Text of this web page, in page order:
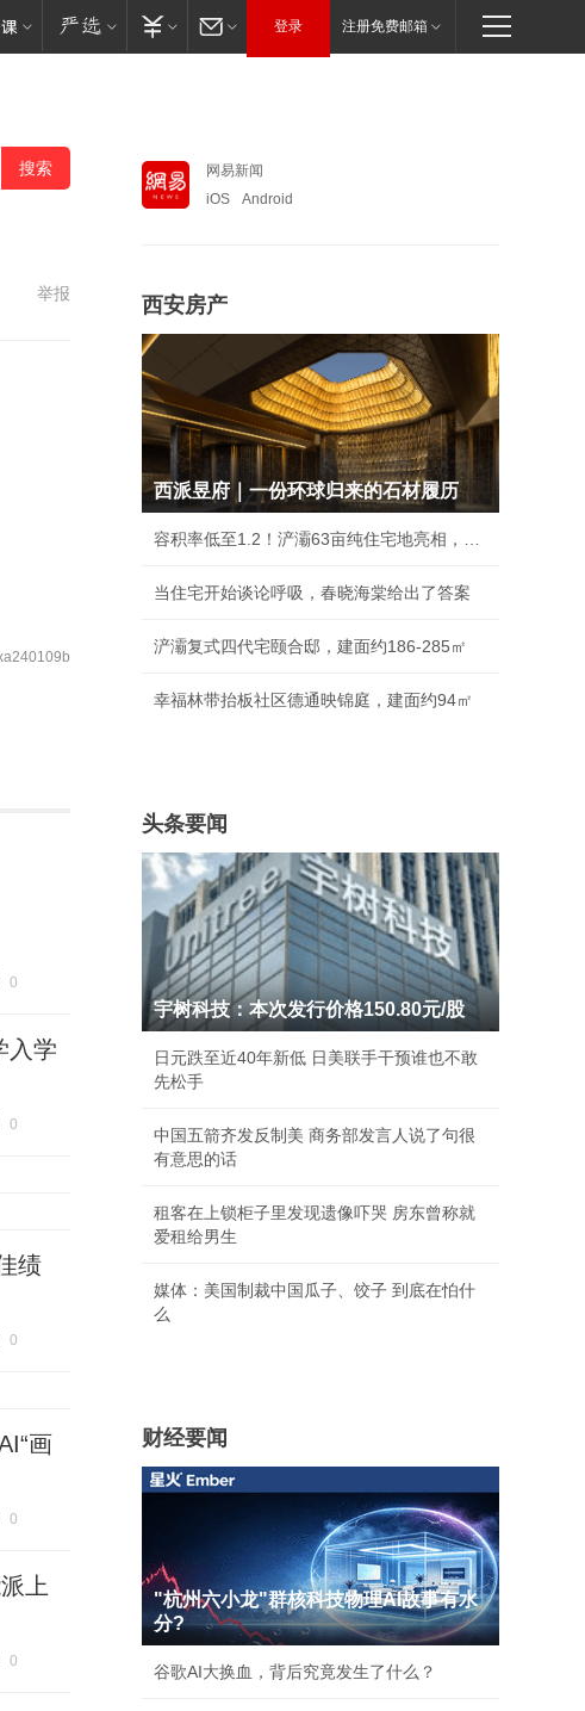
登录 注册免费邮箱
举报
0
入学
0
绩
0
画
0
上
0
网易新闻
iOS
Android
西安房产
西派昱府｜一份环球归来的石材履历
当住宅开始谈论呼吸，春晓海棠给出了答案
浐灞复式四代宅颐合邸，建面约186-285㎡
幸福林带抬板社区德通映锦庭，建面约94㎡
头条要闻
宇树科技：本次发行价格150.80元/股
日元跌至近40年新低 日美联手干预谁也不敢
先松手
中国五箭齐发反制美 商务部发言人说了句很
有意思的话
租客在上锁柜子里发现遗像吓哭 房东曾称就
爱租给男生
媒体：美国制裁中国瓜子、饺子 到底在怕什
么
财经要闻
"杭州六小龙"群核科技物理AI故事有水
分?
谷歌AI大换血，背后究竟发生了什么？